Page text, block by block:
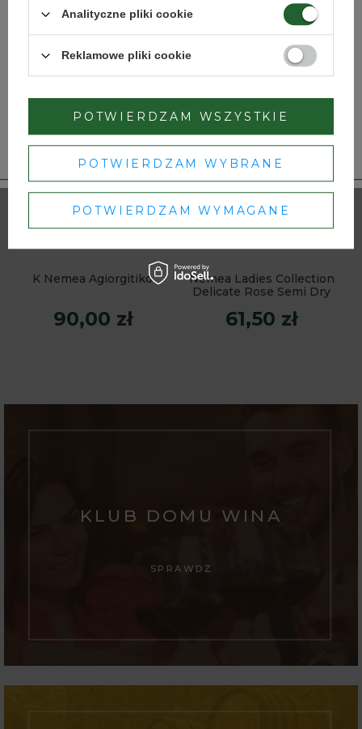
Nemea Ladies Collection
Juicy Red Semi Dry
K Mantinia Moschofilero
K Nemea Agiorgitiko
90,00 zł
Nemea Ladies Collection
Delicate Rose Semi Dry
61,50 zł
KLUB DOMU WINA
SPRAWDŹ
Czy masz ukończone 18 lat?
TAK NIE
Dbamy o Twoją prywatność
Analityczne pliki cookie
Reklamowe pliki cookie
POTWIERDZAM WYBRANE
POTWIERDZAM WYMAGANE
POTWIERDZAM WSZYSTKIE